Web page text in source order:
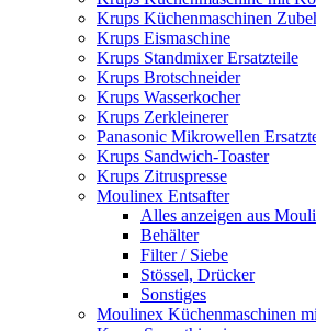
Krups Küchenmaschinen
Krups Eismaschine
Krups Standmixer Ersatzteile
Krups Brotschneider
Krups Wasserkocher
Krups Zerkleinerer
Panasonic Mikrowellen
Krups Sandwich-Toaster
Krups Zitruspresse
Moulinex Entsafter
Alles anzeigen aus
Behälter
Filter / Siebe
Stössel, Drücker
Sonstiges
Moulinex Küchenmaschinen